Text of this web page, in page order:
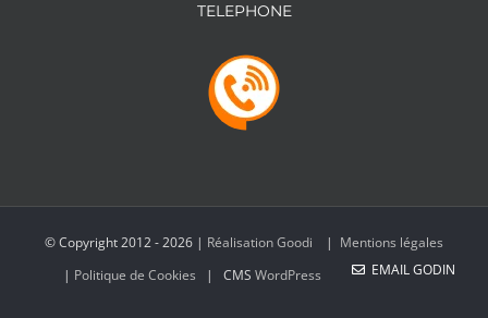
TELEPHONE
© Copyright 2012 -2026 | Réalisation Goodi | Mentions légales
| Politique de Cookies | CMS WordPress EMAIL GODIN